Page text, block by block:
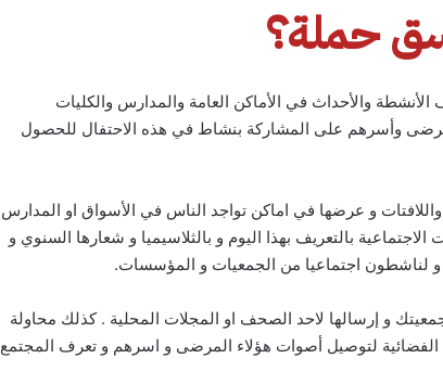
حملة؟
الأنشطة والأحداث في الأماكن العامة والمدارس والكليات
وأسرهم على المشاركة بنشاط في هذه الاحتفال للحصول
و عرضها في اماكن تواجد الناس في الأسواق او المدارس
بالتعريف بهذا اليوم و بالثلاسيميا و شعارها السنوي و
لناشطون اجتماعيا من الجمعيات و المؤسسات.
و إرسالها لاحد الصحف او المجلات المحلية . كذلك محاولة
الفضائية لتوصيل أصوات هؤلاء المرضى و اسرهم و تعرف المجتمع